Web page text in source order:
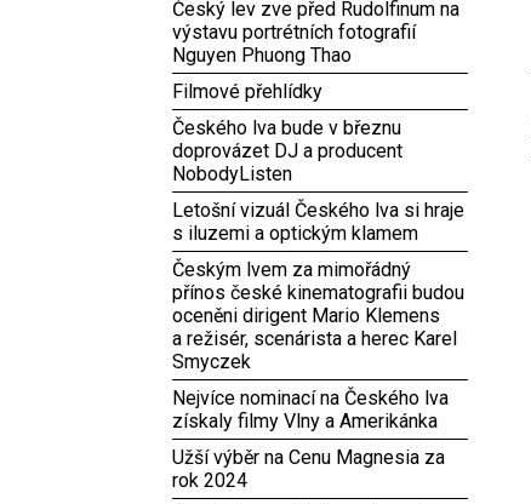
Český lev zve před Rudolfinum na
výstavu portrétních fotografií
Nguyen Phuong Thao
Filmové přehlídky
Českého lva bude v březnu
doprovázet DJ a producent
NobodyListen
Letošní vizuál Českého lva si hraje
s iluzemi a optickým klamem
Českým lvem za mimořádný
přínos české kinematografii budou
oceněni dirigent Mario Klemens
a režisér, scenárista a herec Karel
Smyczek
Nejvíce nominací na Českého lva
získaly filmy Vlny a Amerikánka
Užší výběr na Cenu Magnesia za
rok 2024